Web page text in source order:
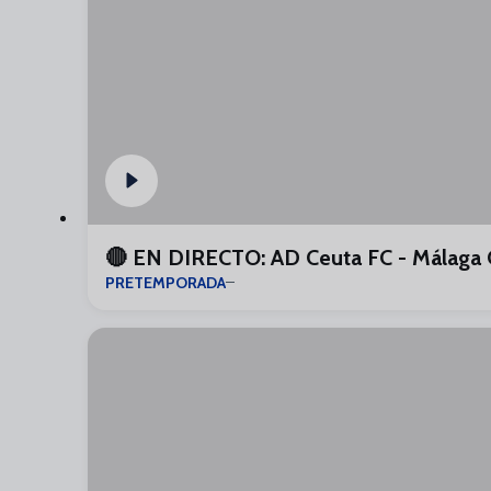
🔴 EN DIRECTO: AD Ceuta FC - Málaga
PRETEMPORADA